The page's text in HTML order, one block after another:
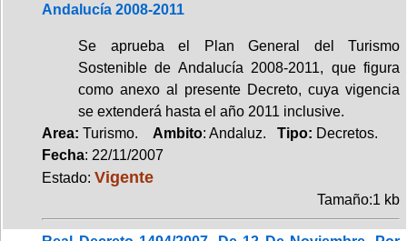
Andalucía 2008-2011
Se aprueba el Plan General del Turismo
Sostenible de Andalucía 2008-2011, que figura
como anexo al presente Decreto, cuya vigencia
se extenderá hasta el año 2011 inclusive.
Area: Turismo. Ambito: Andaluz. Tipo: Decretos.
Fecha: 22/11/2007
Estado: Vigente
Tamaño:1 kb